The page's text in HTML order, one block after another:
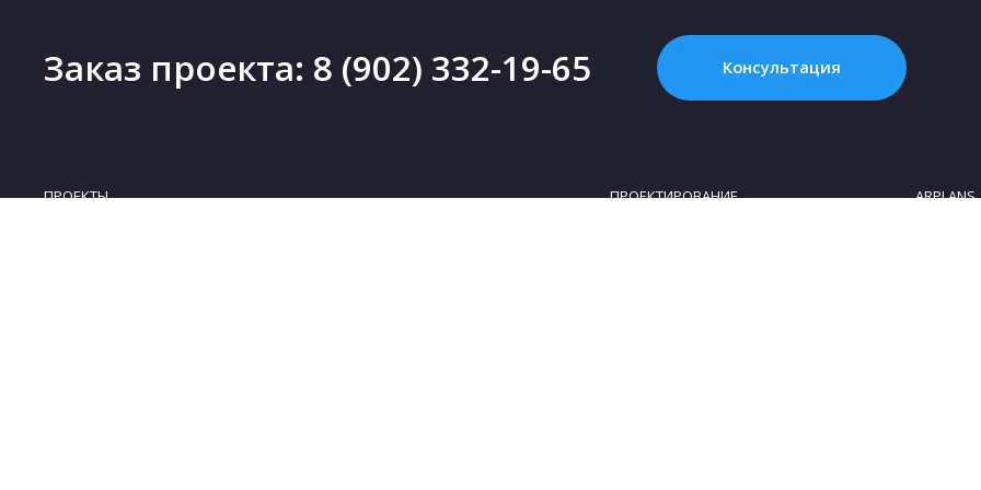
Заказ проекта: 8 (902) 332-19-65 Консультация
ПРОЕКТЫ ПРОЕКТИРОВАНИЕ ARPLANS